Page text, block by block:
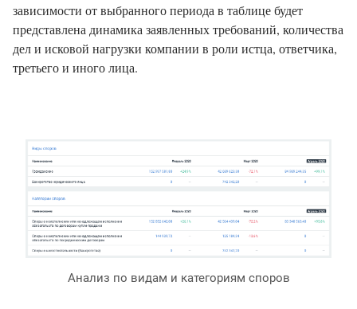
зависимости от выбранного периода в таблице будет
представлена динамика заявленных требований, количества
дел и исковой нагрузки компании в роли истца, ответчика,
третьего и иного лица.
Анализ по видам и категориям споров